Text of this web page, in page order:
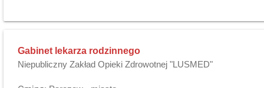
Gabinet lekarza rodzinnego
Niepubliczny Zakład Opieki Zdrowotnej "LUSMED"